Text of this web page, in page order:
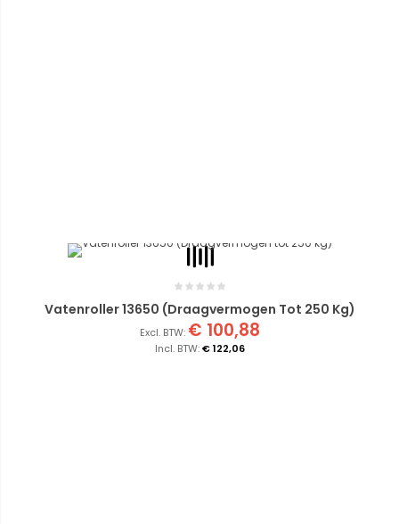
Vatenroller 13650 (Draagvermogen Tot 250 Kg)
€ 122,06
€ 100,88